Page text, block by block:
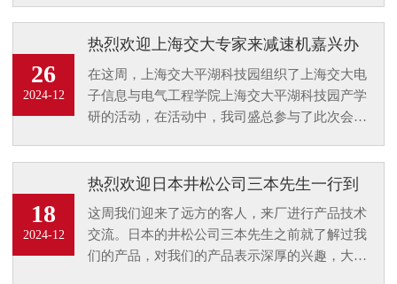
将以全面的面貌来对待大家，致力解决大家的传
动动力问题。
26
2024-12
热烈欢迎上海交大专家来减速机嘉兴办
事处参观指导
在这周，上海交大平湖科技园组织了上海交大电
子信息与电气工程学院上海交大平湖科技园产学
研的活动，在活动中，我司盛总参与了此次会
与一些技术指导工作。
18
2024-12
热烈欢迎日本井松公司三本先生一行到
厂进行技术交流
这周我们迎来了远方的客人，来厂进行产品技术
交流。日本的井松公司三本先生之前就了解过我
们的产品，对我们的产品表示深厚的兴趣，大家